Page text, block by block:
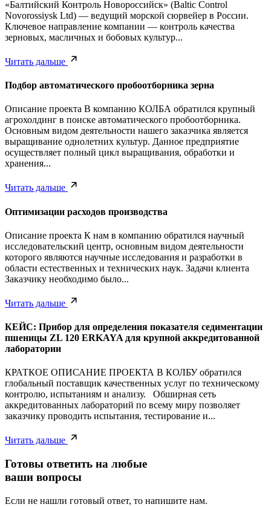
«Балтийский Контроль Новороссийск» (Baltic Control
Novorossiysk Ltd) — ведущий морской сюрвейер в России.
Ключевое направление компании — контроль качества
зерновых, масличных и бобовых культур...
Читать дальше
Подбор автоматического пробоотборника зерна
Описание проекта В компанию КОЛБА обратился крупный
агрохолдинг в поиске автоматического пробоотборника.
Основным видом деятельности нашего заказчика является
выращивание однолетних культур. Данное предприятие
осуществляет полный цикл выращивания, обработки и
хранения...
Читать дальше
Оптимизации расходов производства
Описание проекта К нам в компанию обратился научный
исследовательский центр, основным видом деятельности
которого являются научные исследования и разработки в
области естественных и технических наук. Задачи клиента
Заказчику необходимо было...
Читать дальше
КЕЙС: Прибор для определения показателя седиментации
пшеницы ZL 120 ERKAYA для крупной аккредитованной
лаборатории
КРАТКОЕ ОПИСАНИЕ ПРОЕКТА В КОЛБУ обратился
глобальный поставщик качественных услуг по техническому
контролю, испытаниям и анализу. Обширная сеть
аккредитованных лабораторий по всему миру позволяет
заказчику проводить испытания, тестирование и...
Читать дальше
Готовы ответить на любые
ваши вопросы
Если не нашли готовый ответ, то напишите нам.